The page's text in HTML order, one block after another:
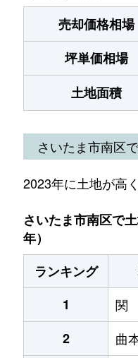
売却価格相場
坪単価相場
土地面積
さいたま市南区
2023年に土地が高
さいたま市南区で
年）
ランキング
1
関
2
曲